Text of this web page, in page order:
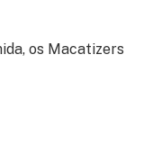
os Macatizers